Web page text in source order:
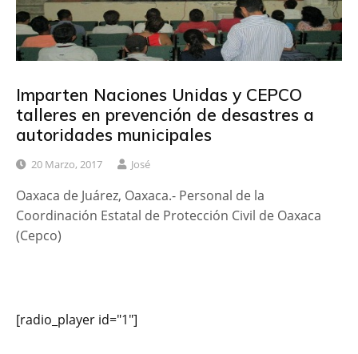
Imparten Naciones Unidas y CEPCO
talleres en prevención de desastres a
autoridades municipales
20 Marzo, 2017 José
Oaxaca de Juárez, Oaxaca.- Personal de la
Coordinación Estatal de Protección Civil de Oaxaca
(Cepco)
[radio_player id="1"]